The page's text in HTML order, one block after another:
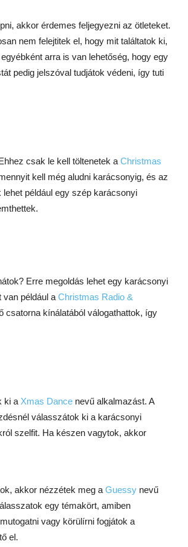
akkor érdemes feljegyezni az ötleteket.
nem felejtitek el, hogy mit találtatok ki,
arra is van lehetőség, hogy egy
pedig jelszóval tudjátok védeni, így tuti
csak le kell töltenetek a Christmas
kell még aludni karácsonyig, és az
lehet például egy szép karácsonyi
Erre megoldás lehet egy karácsonyi
van például a Christmas Radio &
csatorna kínálatából válogathattok, így
ki a Xmas Dance nevű alkalmazást. A
válasszátok ki a karácsonyi
szelfit. Ha készen vagytok, akkor
akkor nézzétek meg a Guessy nevű
egy témakört, amiben
vagy körülírni fogjátok a
el.